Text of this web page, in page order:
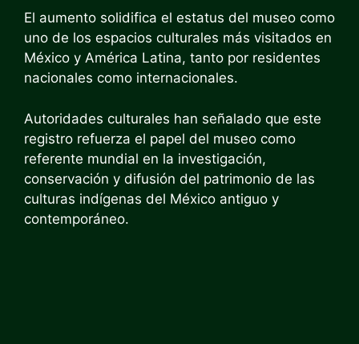
El aumento solidifica el estatus del museo como
uno de los espacios culturales más visitados en
México y América Latina, tanto por residentes
nacionales como internacionales.
Autoridades culturales han señalado que este
registro refuerza el papel del museo como
referente mundial en la investigación,
conservación y difusión del patrimonio de las
culturas indígenas del México antiguo y
contemporáneo.